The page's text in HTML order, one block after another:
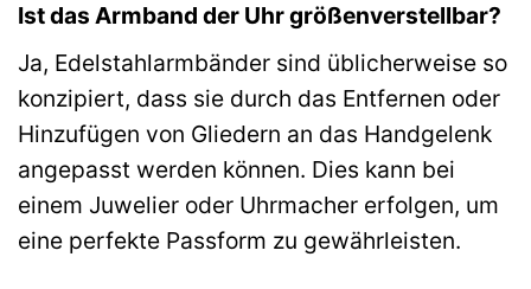
Ist das Armband der Uhr größenverstellbar?
Ja, Edelstahlarmbänder sind üblicherweise so
konzipiert, dass sie durch das Entfernen oder
Hinzufügen von Gliedern an das Handgelenk
angepasst werden können. Dies kann bei
einem Juwelier oder Uhrmacher erfolgen, um
eine perfekte Passform zu gewährleisten.